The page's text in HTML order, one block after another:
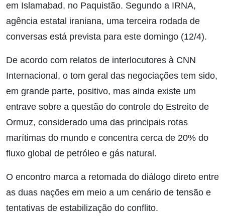
em Islamabad, no Paquistão. Segundo a IRNA,
agência estatal iraniana, uma terceira rodada de
conversas está prevista para este domingo (12/4).
De acordo com relatos de interlocutores à CNN
Internacional, o tom geral das negociações tem sido,
em grande parte, positivo, mas ainda existe um
entrave sobre a questão do controle do Estreito de
Ormuz, considerado uma das principais rotas
marítimas do mundo e concentra cerca de 20% do
fluxo global de petróleo e gás natural.
O encontro marca a retomada do diálogo direto entre
as duas nações em meio a um cenário de tensão e
tentativas de estabilização do conflito.